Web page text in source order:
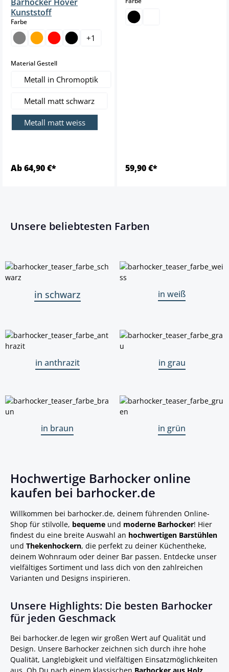
Kunststoff
Farbeauswählen
+1
Material Gestellauswählen
Metall in Chromoptik
Metall matt schwarz
Metall matt weiss
Ab 64,90 €* 59,90 €*
Unsere beliebtesten Farben
in schwarz in weiß
in anthrazit in grau
in braun in grün
Hochwertige Barhocker online
kaufen bei barhocker.de
Willkommen bei barhocker.de, deinem führenden Online-
Shop für stilvolle, bequeme und moderne Barhocker! Hier
findest du eine breite Auswahl an hochwertigen Barstühlen
und Thekenhockern, die perfekt zu deiner Küchentheke,
deinem Wohnraum oder deiner Bar passen. Entdecke unser
vielfältiges Sortiment und lass dich von den zahlreichen
Varianten und Designs inspirieren.
Unsere Highlights: Die besten Barhocker
für jeden Geschmack
Bei barhocker.de legen wir großen Wert auf Qualität und
Design. Unsere Barhocker zeichnen sich durch ihre hohe
Qualität, Langlebigkeit und vielfältigen Einsatzmöglichkeiten